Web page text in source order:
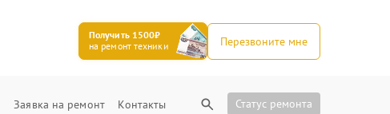
Получить 1500₽
на ремонт техники
Перезвоните мне
Заявка на ремонт Контакты Статус ремонта